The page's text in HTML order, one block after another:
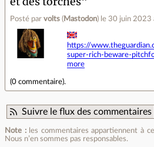
Posté par volts ( Mastodon) le 30 juin 2023
https://
super-rich-beware-
more
(0 commentaire).
Suivre le flux des commentaires
Note :les commentaires appartiennent à
Nous n’en sommes pas responsables.